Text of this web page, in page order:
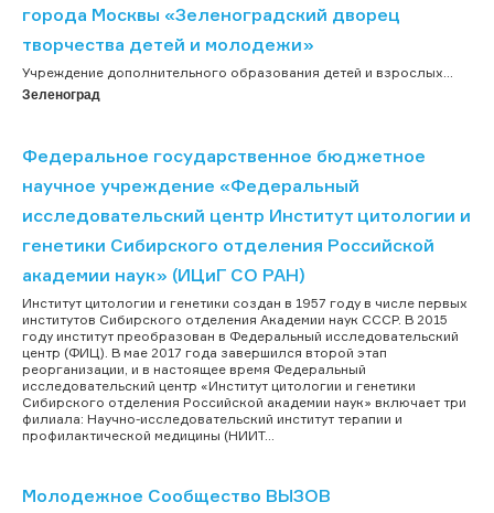
города Москвы «Зеленоградский дворец
творчества детей и молодежи»
Учреждение дополнительного образования детей и взрослых...
Зеленоград
Федеральное государственное бюджетное
научное учреждение «Федеральный
исследовательский центр Институт цитологии и
генетики Сибирского отделения Российской
академии наук» (ИЦиГ СО РАН)
Институт цитологии и генетики создан в 1957 году в числе первых
институтов Сибирского отделения Академии наук СССР. В 2015
году институт преобразован в Федеральный исследовательский
центр (ФИЦ). В мае 2017 года завершился второй этап
реорганизации, и в настоящее время Федеральный
исследовательский центр «Институт цитологии и генетики
Сибирского отделения Российской академии наук» включает три
филиала: Научно-исследовательский институт терапии и
профилактической медицины (НИИТ...
Молодежное Сообщество ВЫЗОВ